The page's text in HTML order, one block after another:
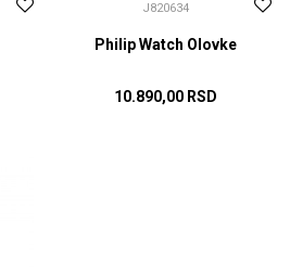
J820634
Philip Watch Olovke
10.890,00 RSD